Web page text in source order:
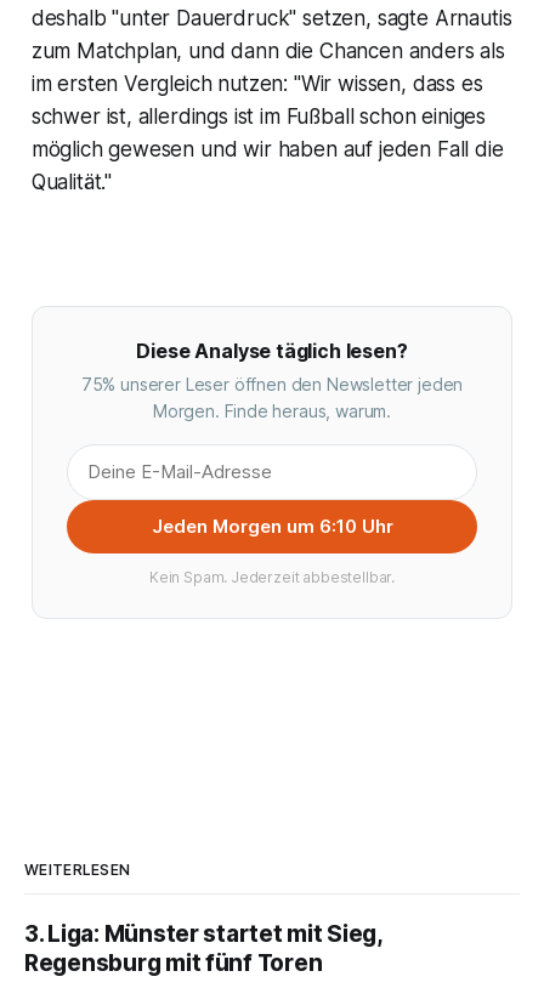
deshalb "unter Dauerdruck" setzen, sagte Arnautis
zum Matchplan, und dann die Chancen anders als
im ersten Vergleich nutzen: "Wir wissen, dass es
schwer ist, allerdings ist im Fußball schon einiges
möglich gewesen und wir haben auf jeden Fall die
Qualität."
Diese Analyse täglich lesen?
75% unserer Leser öffnen den Newsletter jeden
Morgen. Finde heraus, warum.
Jeden Morgen um 6:10 Uhr
Kein Spam. Jederzeit abbestellbar.
WEITERLESEN
3. Liga: Münster startet mit Sieg,
Regensburg mit fünf Toren